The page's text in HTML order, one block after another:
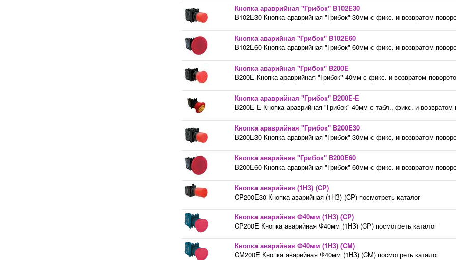
Кнопка араврийная "Грибок" B102E30
B102E30 Кнопка араврийная "Грибок" 30мм с фикс. и возвратом
Кнопка аварийная "Грибок" B102E60
B102E60 Кнопка араврийная "Грибок" 60мм с фикс. и возвратом
Кнопка аварийная "Грибок" B200E
B200E Кнопка араврийная "Грибок" 40мм с фикс. и возвратом
Кнопка араврийная "Грибок" B200E-E
B200E-E Кнопка араврийная "Грибок" 40мм с табл., фикс. и
Кнопка араврийная "Грибок" B200E30
B200E30 Кнопка араврийная "Грибок" 30мм с фикс. и возвратом
Кнопка аварийная "Грибок" B200E60
B200E60 Кнопка араврийная "Грибок" 60мм с фикс. и возвратом
Кнопка аварийная (1НЗ) (CP)
CP200E30 Кнопка аварийная (1НЗ) (CP) посмотреть каталог
Кнопка аварийная Ф40мм (1НЗ) (CP)
CP200E Кнопка аварийная Ф40мм (1НЗ) (CP) посмотреть каталог
Кнопка аварийная Ф40мм (1НЗ) (CM)
CM200E Кнопка аварийная Ф40мм (1НЗ) (CM) посмотреть каталог